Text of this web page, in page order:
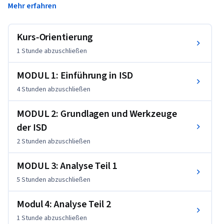
innovative Instruktionslösung für Leistungsprobleme in
Abschluss dieses Kurses sind Sie in der Lage: ●die wichtigsten
Konzepte des Instruktionsdesigns zu beschreiben ●die
wichtigsten Lern- und Instruktionstheorien zu beschreiben
Instruktionsdesignmodelle zu beschreiben ●verschiedene
Analyseaktivitäten für das Instruktionsdesign zu
Mehr erfahren
Kurs-Orientierung
1 Stunde abzuschließen
MODUL 1: Einführung in ISD
4 Stunden abzuschließen
MODUL 2: Grundlagen und Werkzeuge
der ISD
2 Stunden abzuschließen
MODUL 3: Analyse Teil 1
5 Stunden abzuschließen
Modul 4: Analyse Teil 2
1 Stunde abzuschließen